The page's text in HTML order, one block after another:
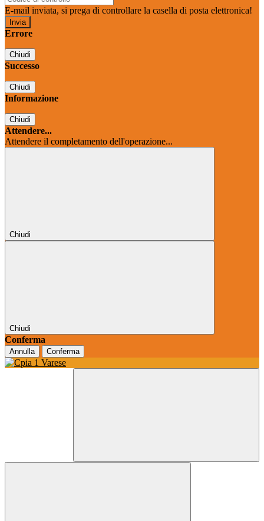
E-mail inviata, si prega di controllare la casella di posta elettronica!
Errore
Chiudi
Successo
Chiudi
Informazione
Chiudi
Attendere...
Attendere il completamento dell'operazione...
Chiudi
Chiudi
Conferma
Annulla Conferma